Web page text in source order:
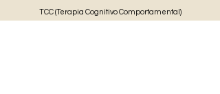
TCC (Terapia Cognitivo Comportamental)